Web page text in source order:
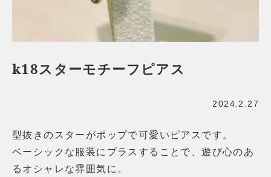
k18スターモチーフピアス
2024.2.27
型抜きのスターがポップで可愛いピアスです。
ベーシックな服装にプラスすることで、遊び心のあ
るオシャレな雰囲気に。